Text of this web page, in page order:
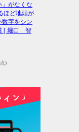
」がなくな
ほど地頭が
数字をシン
[ 堀口 智
)